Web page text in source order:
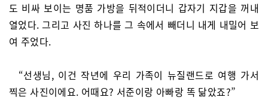
도 비싸 보이는 명품 가방을 뒤적이더니 갑자기 지갑을 꺼내
열었다. 그리고 사진 하나를 그 속에서 빼더니 내게 내밀어 보
여 주었다.
“선생님, 이건 작년에 우리 가족이 뉴질랜드로 여행 가서
찍은 사진이에요. 어때요? 서준이랑 아빠랑 똑 닮았죠?”